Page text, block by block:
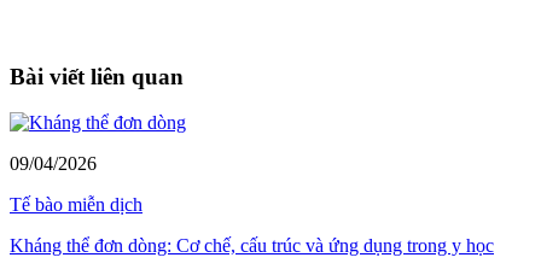
Bài viết liên quan
09/04/2026
Tế bào miễn dịch
Kháng thể đơn dòng: Cơ chế, cấu trúc và ứng dụng trong y học